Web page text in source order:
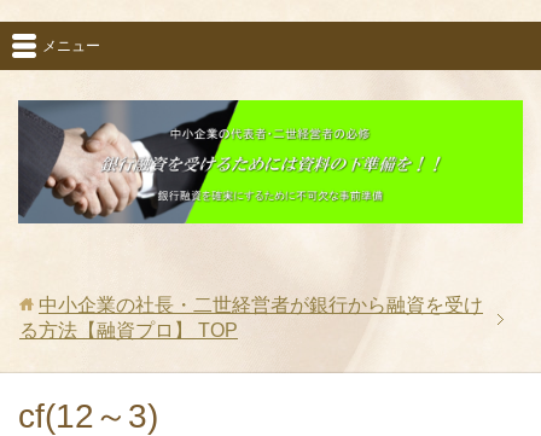
メニュー
中小企業の社長・二世経営者が銀行から融資を受け
る方法【融資プロ】
TOP
cf(12～3)